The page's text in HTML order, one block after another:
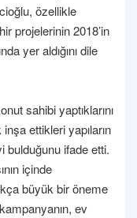
özellikle
projelerinin 2018’in
yer aldığını dile
sahibi yaptıklarını
ettikleri yapıların
bulduğunu ifade etti.
içinde
büyük bir öneme
ev